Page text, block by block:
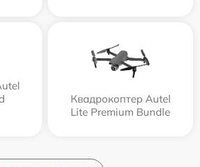
Квадрокоптер Autel
Lite Premium Bundle